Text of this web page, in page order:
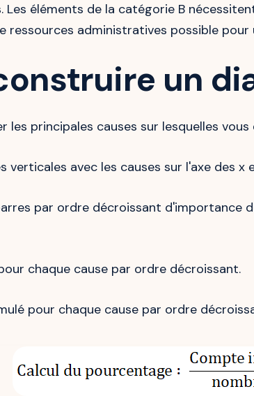
éléments de la catégorie B
ressources administratives possible pour
un
principales causes sur lesquelles
verticales avec les causes sur l'axe des
par ordre décroissant d'importance
chaque cause par ordre décroissant.
pour chaque cause par ordre